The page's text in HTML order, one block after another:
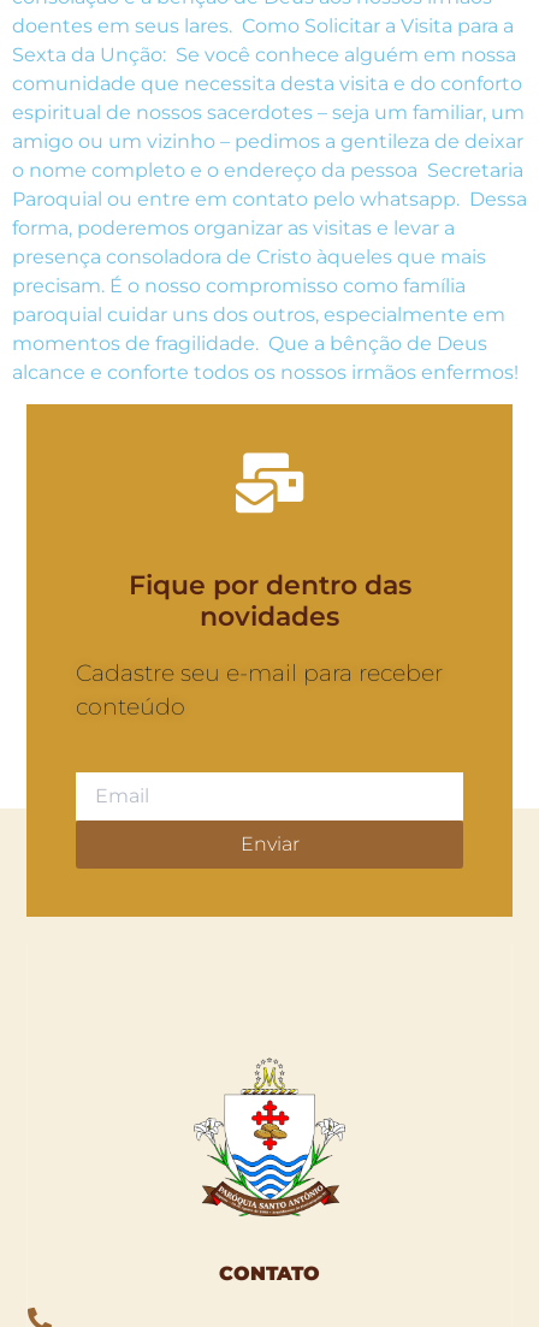
doentes em seus lares. Como Solicitar a Visita para a
Sexta da Unção: Se você conhece alguém em nossa
comunidade que necessita desta visita e do conforto
espiritual de nossos sacerdotes – seja um familiar, um
amigo ou um vizinho – pedimos a gentileza de deixar
o nome completo e o endereço da pessoa Secretaria
Paroquial ou entre em contato pelo whatsapp. Dessa
forma, poderemos organizar as visitas e levar a
presença consoladora de Cristo àqueles que mais
precisam. É o nosso compromisso como família
paroquial cuidar uns dos outros, especialmente em
momentos de fragilidade. Que a bênção de Deus
alcance e conforte todos os nossos irmãos enfermos!
Fique por dentro das
novidades
Cadastre seu e-mail para receber
conteúdo
Enviar
CONTATO